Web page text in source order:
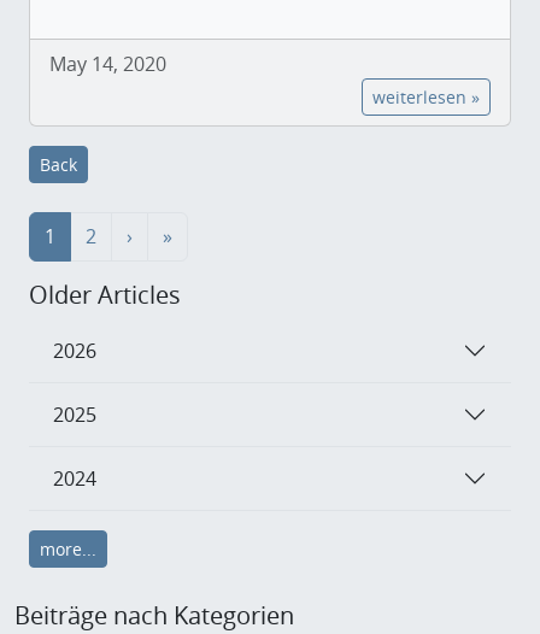
May 14, 2020
weiterlesen »
Back
1 2 › »
Older Articles
2026
2025
2024
more...
Beiträge nach Kategorien